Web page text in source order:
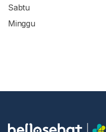
Sabtu
Minggu